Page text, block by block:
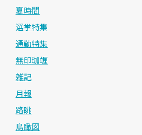
夏時間
選挙特集
通勤特集
無印珈竰
雑記
月報
路眺
鳥瞰図